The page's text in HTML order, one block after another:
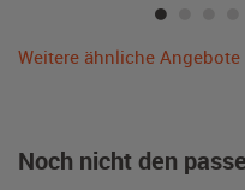
Weitere ähnliche
Noch nicht den